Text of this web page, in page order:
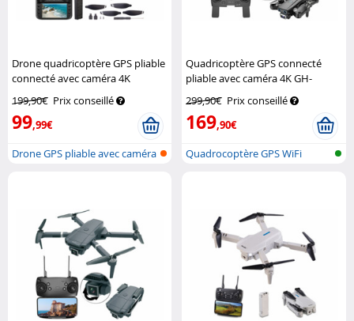
Drone quadricoptère GPS pliable
connecté avec caméra 4K
199,90€ Prix conseillé
99,99€
Drone GPS pliable avec caméra
Quadricoptère GPS connecté
pliable avec caméra 4K GH-
299,90€ Prix conseillé
169,90€
Quadrocoptère GPS WiFi